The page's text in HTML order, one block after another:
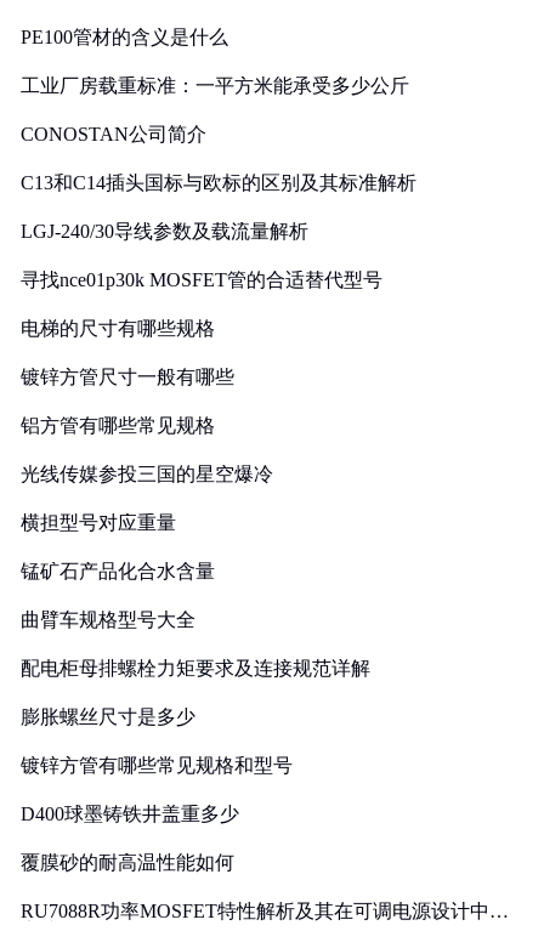
PE100管材的含义是什么
工业厂房载重标准：一平方米能承受多少公斤
CONOSTAN公司简介
C13和C14插头国标与欧标的区别及其标准解析
LGJ-240/30导线参数及载流量解析
寻找nce01p30k MOSFET管的合适替代型号
电梯的尺寸有哪些规格
镀锌方管尺寸一般有哪些
铝方管有哪些常见规格
光线传媒参投三国的星空爆冷
横担型号对应重量
锰矿石产品化合水含量
曲臂车规格型号大全
配电柜母排螺栓力矩要求及连接规范详解
膨胀螺丝尺寸是多少
镀锌方管有哪些常见规格和型号
D400球墨铸铁井盖重多少
覆膜砂的耐高温性能如何
RU7088R功率MOSFET特性解析及其在可调电源设计中的